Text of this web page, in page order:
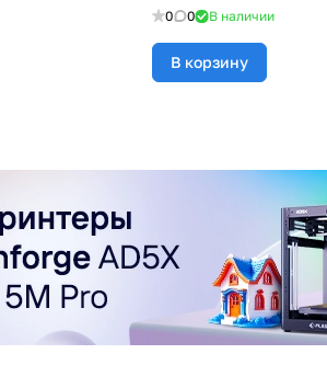
0 0 В наличии
В корзину